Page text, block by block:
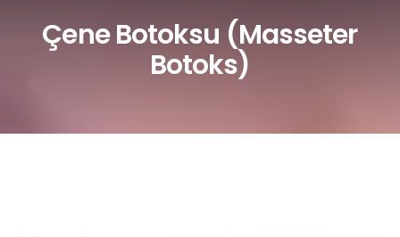
Çene Botoksu (Masseter
Botoks)